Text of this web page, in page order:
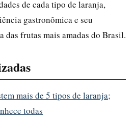
de cada tipo de laranja,
gastronômica e seu
das frutas mais amadas do Brasil.
mais de 5 tipos de laranja;
todas